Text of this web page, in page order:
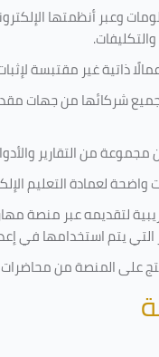
وعبر أنظمتها
ذاتية غير مقتبسة
شركائها من جهات
من التقارير
لعمادة التعليم
لتقديمه عبر
التي يتم استخدامها في
على المنصة من